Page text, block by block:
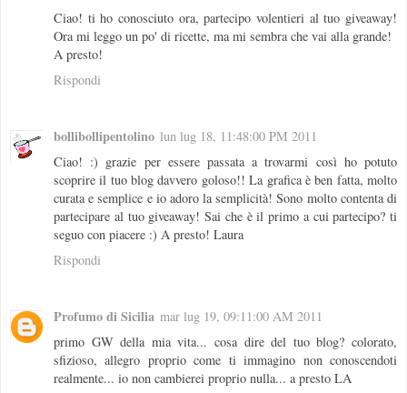
Ciao! ti ho conosciuto ora, partecipo volentieri al tuo giveaway!
Ora mi leggo un po' di ricette, ma mi sembra che vai alla grande!
A presto!
Rispondi
bollibollipentolino lun lug 18, 11:48:00 PM 2011
Ciao! :) grazie per essere passata a trovarmi così ho potuto
scoprire il tuo blog davvero goloso!! La grafica è ben fatta, molto
curata e semplice e io adoro la semplicità! Sono molto contenta di
partecipare al tuo giveaway! Sai che è il primo a cui partecipo? ti
seguo con piacere :) A presto! Laura
Rispondi
Profumo di Sicilia mar lug 19, 09:11:00 AM 2011
primo GW della mia vita... cosa dire del tuo blog? colorato,
sfizioso, allegro proprio come ti immagino non conoscendoti
realmente... io non cambierei proprio nulla... a presto LA